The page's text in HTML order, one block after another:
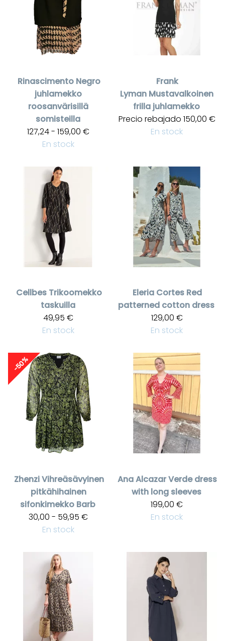
Rinascimento Negro
juhlamekko
roosanvärisillä
somisteilla
127,24 - 159,00 €
En stock
Frank
Lyman Mustavalkoinen
frilla juhlamekko
Precio rebajado 150,00 €
En stock
Cellbes Trikoomekko
taskuilla
49,95 €
En stock
Eleria Cortes Red
patterned cotton dress
129,00 €
En stock
-50%
ZhenziVihreäsävyinen
pitkähihainen
sifonkimekko Barb
30,00 - 59,95 €
En stock
Ana AlcazarVerde dress
with long sleeves
199,00 €
En stock